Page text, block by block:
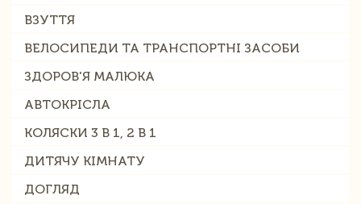
ВЗУТТЯ
ВЕЛОСИПЕДИ ТА ТРАНСПОРТНІ ЗАСОБИ
ЗДОРОВ'Я МАЛЮКА
АВТОКРІСЛА
КОЛЯСКИ 3 В 1, 2 В 1
ДИТЯЧУ КІМНАТУ
ДОГЛЯД